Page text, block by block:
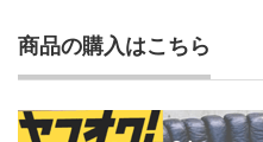
商品の購入はこちら